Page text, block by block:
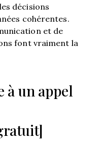
décisions
cohérentes.
et de
font vraiment la
à un appel